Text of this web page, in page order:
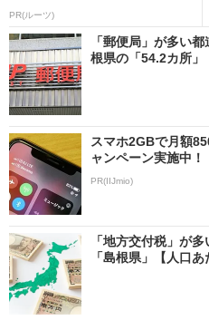
PR(ルーツ)
「郵便局」が多い
根県の「54.2カ所」
スマホ2GBで月額
ャンペーン実施中！
PR(IIJmio)
「地方交付税」が
「島根県」【人口